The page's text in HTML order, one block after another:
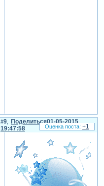
Поделиться
9
01-05-2015
19:47:58
+1